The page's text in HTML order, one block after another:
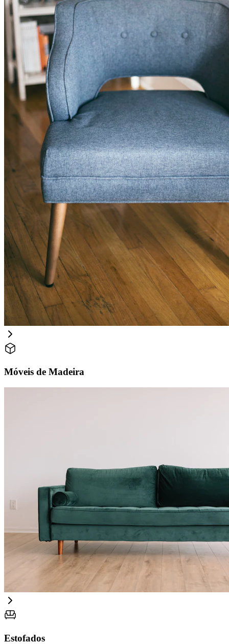
Móveis de Madeira
Estofados